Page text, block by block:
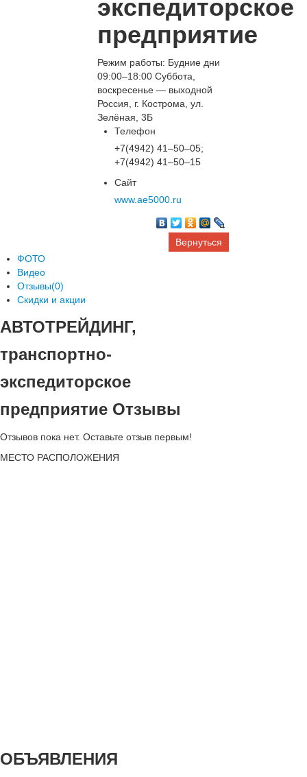
экспедиторское
предприятие
Режим работы: Будние дни
09:00–18:00 Суббота,
воскресенье — выходной
Россия, г. Кострома, ул.
Зелёная, 3Б
Телефон
+7(4942) 41‒50‒05;
+7(4942) 41‒50‒15
Сайт
www.ae5000.ru
Вернуться
ФОТО
Видео
Отзывы(0)
Скидки и акции
АВТОТРЕЙДИНГ,
транспортно-
экспедиторское
предприятие Отзывы
Отзывов пока нет. Оставьте отзыв первым!
МЕСТО РАСПОЛОЖЕНИЯ
ОБЪЯВЛЕНИЯ